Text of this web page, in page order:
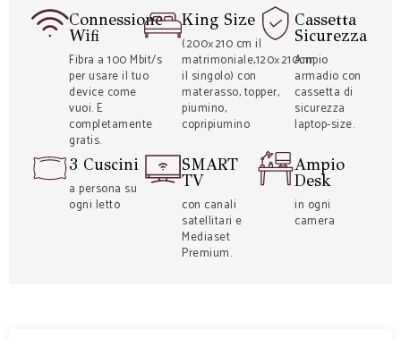
Connessione
Wifi
Fibra a 100 Mbit/s
per usare il tuo
device come
vuoi. E
completamente
gratis.
King Size
(200×210 cm il
matrimoniale,120×210cm
il singolo) con
materasso, topper,
piumino,
copripiumino
Cassetta
Sicurezza
Ampio
armadio con
cassetta di
sicurezza
laptop-size.
3 Cuscini
a persona su
ogni letto
SMART
TV
con canali
satellitari e
Mediaset
Premium.
Ampio
Desk
in ogni
camera